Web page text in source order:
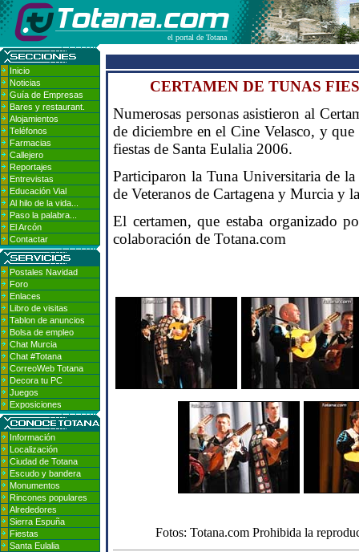
el portal de Totana
Inicio
Noticias
Guía de Empresas
Bares y restaurant.
Alojamientos
Teléfonos
Farmacias
Callejero
Reportajes
Entrevistas
Educación Vial
Al hilo de la vida...
Paso la palabra...
El Arcón
Contactar
Postales Navidad
Foro
Enlaces
Libro de visitas
Tablon de anuncios
Bolsa de empleo
Chat Murcia
Chat #Totana
CorreoWeb Totana
Decora tu PC
Juegos
Exposiciones
Información
Localización
Ciudad de Totana
Escudo y bandera
Monumentos
Rincones populares
Alrededores
Sierra Espuña
Fiestas
Santa Eulalia
CERTAMEN DE TUNAS
Numerosas personas asistieron al
de diciembre en el Cine Velasco, y
fiestas de Santa Eulalia 2006.
Participaron la Tuna Universitaria de
de Veteranos de Cartagena y Murcia y
El certamen, que estaba organizado
colaboración de Totana.com
Fotos: Totana.com Prohibida la